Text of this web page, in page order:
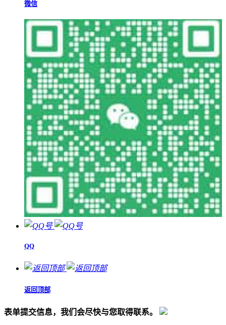
微信
QQ
返回顶部
表单提交信息，我们会尽快与您取得联系。